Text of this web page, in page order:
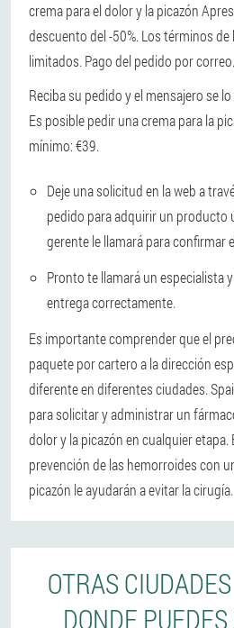
crema para el dolor y la picazón
descuento del -50%. Los términos
limitados. Pago del pedido por correo.
Reciba su pedido y el mensajero se
Es posible pedir una crema para la
mínimo: €39.
Deje una solicitud en la web a
pedido para adquirir un producto
gerente le llamará para confirmar
Pronto te llamará un especialista
entrega correctamente.
Es importante comprender que el
paquete por cartero a la dirección
diferente en diferentes ciudades.
para solicitar y administrar un
dolor y la picazón en cualquier
prevención de las hemorroides con
picazón le ayudarán a evitar la cirugía.
OTRAS
DONDE